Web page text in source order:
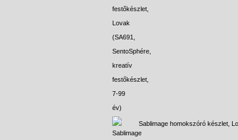
Sablimage homokszóró készlet,